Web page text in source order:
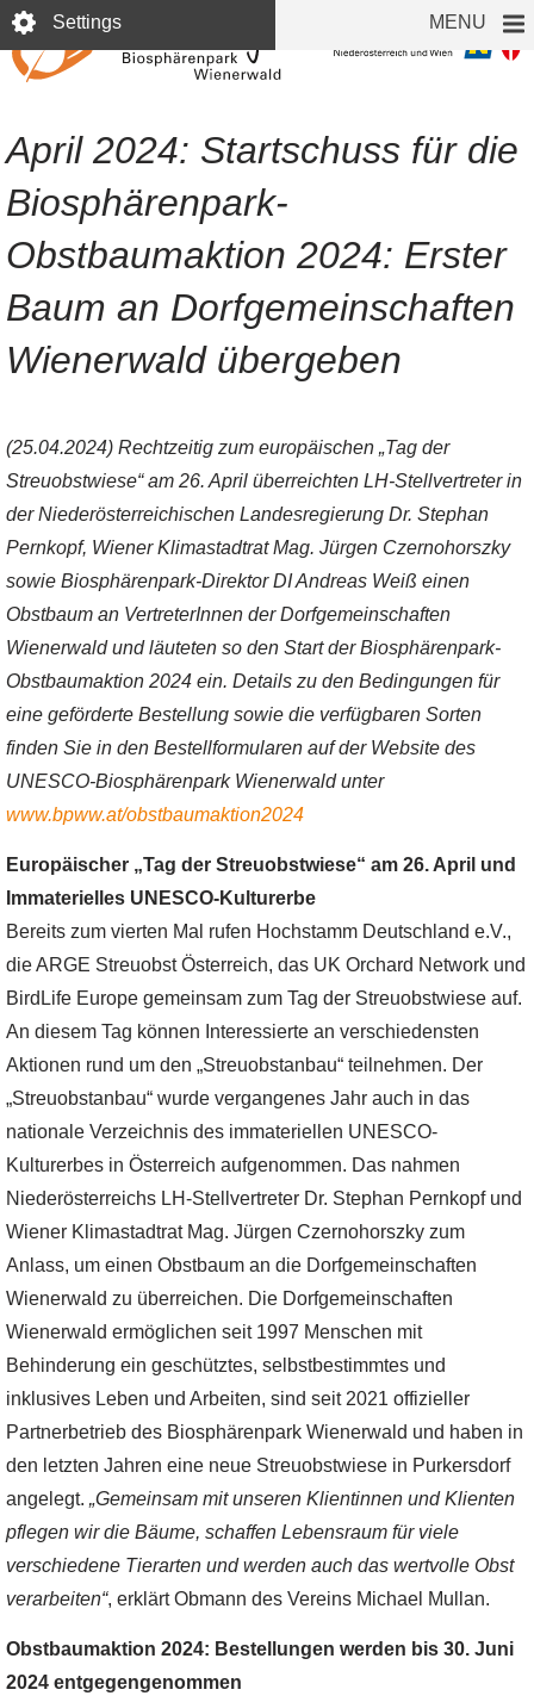
Skip
to
main
Settings MENU
April 2024: Startschuss für die
Biosphärenpark-
Obstbaumaktion 2024: Erster
Baum an Dorfgemeinschaften
Wienerwald übergeben
(25.04.2024) Rechtzeitig zum europäischen „Tag der
Streuobstwiese“ am 26. April überreichten LH-Stellvertreter in
der Niederösterreichischen Landesregierung Dr. Stephan
Pernkopf, Wiener Klimastadtrat Mag. Jürgen Czernohorszky
sowie Biosphärenpark-Direktor DI Andreas Weiß einen
Obstbaum an VertreterInnen der Dorfgemeinschaften
Wienerwald und läuteten so den Start der Biosphärenpark-
Obstbaumaktion 2024 ein. Details zu den Bedingungen für
eine geförderte Bestellung sowie die verfügbaren Sorten
finden Sie in den Bestellformularen auf der Website des
UNESCO-Biosphärenpark Wienerwald unter
www.bpww.at/obstbaumaktion2024
Europäischer „Tag der Streuobstwiese“ am 26. April und
Immaterielles UNESCO-Kulturerbe
Bereits zum vierten Mal rufen Hochstamm Deutschland e.V.,
die ARGE Streuobst Österreich, das UK Orchard Network und
BirdLife Europe gemeinsam zum Tag der Streuobstwiese auf.
An diesem Tag können Interessierte an verschiedensten
Aktionen rund um den „Streuobstanbau“ teilnehmen. Der
„Streuobstanbau“ wurde vergangenes Jahr auch in das
nationale Verzeichnis des immateriellen UNESCO-
Kulturerbes in Österreich aufgenommen. Das nahmen
Niederösterreichs LH-Stellvertreter Dr. Stephan Pernkopf und
Wiener Klimastadtrat Mag. Jürgen Czernohorszky zum
Anlass, um einen Obstbaum an die Dorfgemeinschaften
Wienerwald zu überreichen. Die Dorfgemeinschaften
Wienerwald ermöglichen seit 1997 Menschen mit
Behinderung ein geschütztes, selbstbestimmtes und
inklusives Leben und Arbeiten, sind seit 2021 offizieller
Partnerbetrieb des Biosphärenpark Wienerwald und haben in
den letzten Jahren eine neue Streuobstwiese in Purkersdorf
angelegt. „Gemeinsam mit unseren Klientinnen und Klienten
pflegen wir die Bäume, schaffen Lebensraum für viele
verschiedene Tierarten und werden auch das wertvolle Obst
verarbeiten“, erklärt Obmann des Vereins Michael Mullan.
Obstbaumaktion 2024: Bestellungen werden bis 30. Juni
2024 entgegengenommen